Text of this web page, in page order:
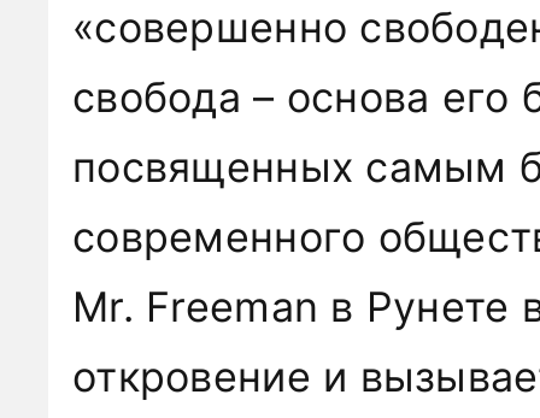
«совершенно
свобода – основа
посвященных самым
современного
Mr. Freeman в Рунете
откровение и